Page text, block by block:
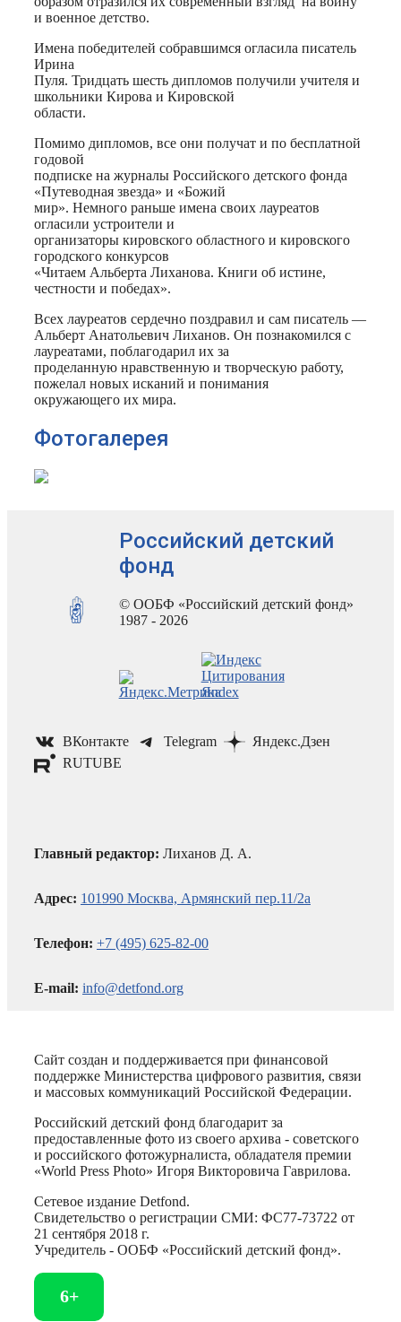
и военное детство.
Имена победителей собравшимся огласила писатель
Ирина
Пуля. Тридцать шесть дипломов получили учителя и
школьники Кирова и Кировской
области.
Помимо дипломов, все они получат и по бесплатной
годовой
подписке на журналы Российского детского фонда
«Путеводная звезда» и «Божий
мир». Немного раньше имена своих лауреатов
огласили устроители и
организаторы кировского областного и кировского
городского конкурсов
«Читаем Альберта Лиханова. Книги об истине,
честности и победах».
Всех лауреатов сердечно поздравил и сам писатель —
Альберт Анатольевич Лиханов. Он познакомился с
лауреатами, поблагодарил их за
проделанную нравственную и творческую работу,
пожелал новых исканий и понимания
окружающего их мира.
Фотогалерея
Российский детский
фонд
© ООБФ «Российский детский фонд»
1987 - 2026
ВКонтакте Telegram
Яндекс.Дзен
RUTUBE
Главный редактор: Лиханов Д. А.
Адрес: 101990 Москва, Армянский пер.11/2а
Телефон: +7 (495) 625-82-00
E-mail: info@detfond.org
Сайт создан и поддерживается при финансовой
поддержке Министерства цифрового развития, связи
и массовых коммуникаций Российской Федерации.
Российский детский фонд благодарит за
предоставленные фото из своего архива - советского
и российского фотожурналиста, обладателя премии
«World Press Photo» Игоря Викторовича Гаврилова.
Сетевое издание Detfond.
Свидетельство о регистрации СМИ: ФС77-73722 от
21 сентября 2018 г.
Учредитель - ООБФ «Российский детский фонд».
6+